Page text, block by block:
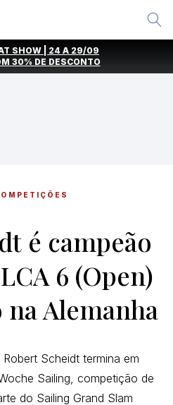
SHOW | 24 A 29/09
30% DE DESCONTO
é campeão
6 (Open)
Alemanha
Scheidt termina em
Sailing, competição de
do Sailing Grand Slam